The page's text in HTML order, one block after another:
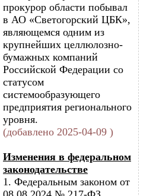
прокурор области побывал
в АО «Светогорский ЦБК»,
являющемся одним из
крупнейших целлюлозно-
бумажных компаний
Российской Федерации со
статусом
системообразующего
предприятия регионального
уровня.
(добавлено 2025-04-09 )
Изменения в федеральном
законодательстве
1. Федеральным законом от